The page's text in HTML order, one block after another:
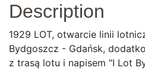
Description
1929 LOT, otwarcie linii
Bydgoszcz - Gdańsk,
z trasą lotu i napisem "I Lot